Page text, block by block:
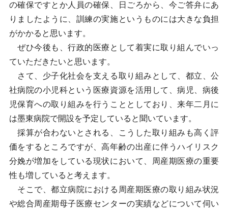
の確保ですとか人員の確保、日ごろから、今ご答弁にあ
りましたように、訓練の実施というものには大きな負担
がかかると思います。
ぜひ今後も、行政的医療として着実に取り組んでいっ
ていただきたいと思います。
さて、少子化社会を支える取り組みとして、都立、公
社病院の小児科という医療資源を活用して、病児、病後
児保育への取り組みを行うこととしており、来年二月に
は墨東病院で開設を予定していると聞いています。
採算が合わないとされる、こうした取り組みも高く評
価をするところですが、高年齢の出産に伴うハイリスク
分娩が増加をしている現状において、周産期医療の重要
性も増していると考えます。
そこで、都立病院における周産期医療の取り組み状況
や総合周産期母子医療センターの実績などについて伺い